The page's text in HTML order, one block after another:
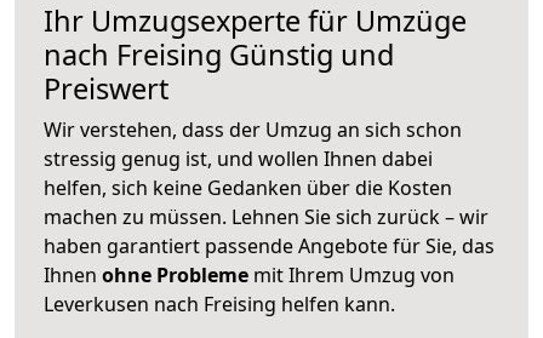
Ihr Umzugsexperte für Umzüge
nach Freising Günstig und
Preiswert
Wir verstehen, dass der Umzug an sich schon
stressig genug ist, und wollen Ihnen dabei
helfen, sich keine Gedanken über die Kosten
machen zu müssen. Lehnen Sie sich zurück – wir
haben garantiert passende Angebote für Sie, das
Ihnen ohne Probleme mit Ihrem Umzug von
Leverkusen nach Freising helfen kann.